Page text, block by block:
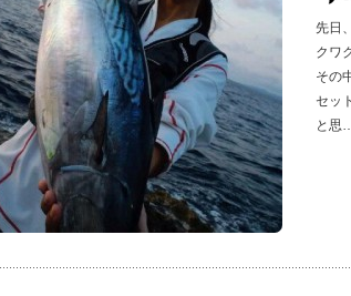
先日
クワ
その
セッ
と思